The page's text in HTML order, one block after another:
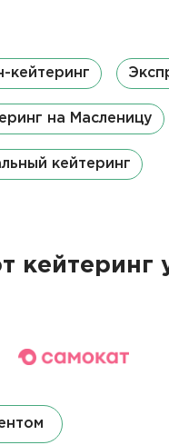
кейтеринг
на Масленицу
кейтеринг
кейтеринг